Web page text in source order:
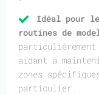
Idéal pour
routines de
aidant à
zones
particulier.